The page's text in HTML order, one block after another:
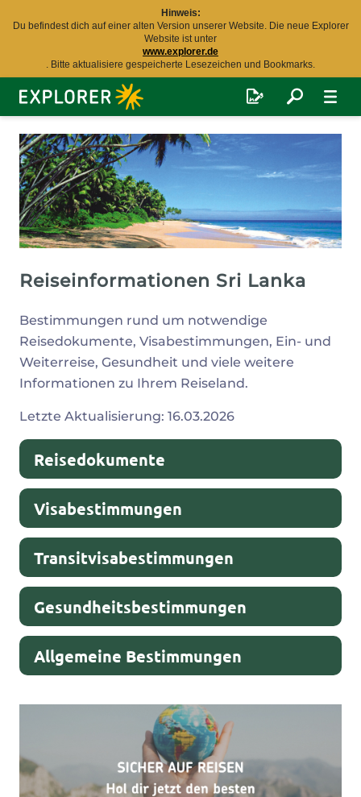
Hinweis:
Du befindest dich auf einer alten Version unserer Website. Die neue Explorer
Website ist unter
www.explorer.de
. Bitte aktualisiere gespeicherte Lesezeichen und Bookmarks.
Explorer
Fernreisen
Reiseinformationen Sri Lanka
Bestimmungen rund um notwendige
Reisedokumente, Visabestimmungen, Ein- und
Weiterreise, Gesundheit und viele weitere
Informationen zu Ihrem Reiseland.
Sri
Lanka
Letzte Aktualisierung: 16.03.2026
Reisedokumente
Visabestimmungen
Transitvisabestimmungen
Gesundheitsbestimmungen
Allgemeine Bestimmungen